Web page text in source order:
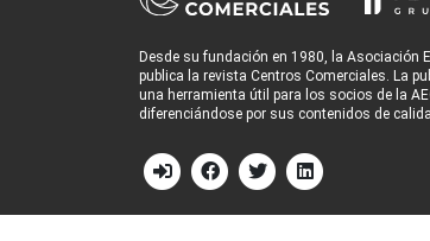
Desde su fundación en 1980, la Asociación
publica la revista Centros Comerciales. La
una herramienta útil para los socios de la
diferenciándose por sus contenidos de